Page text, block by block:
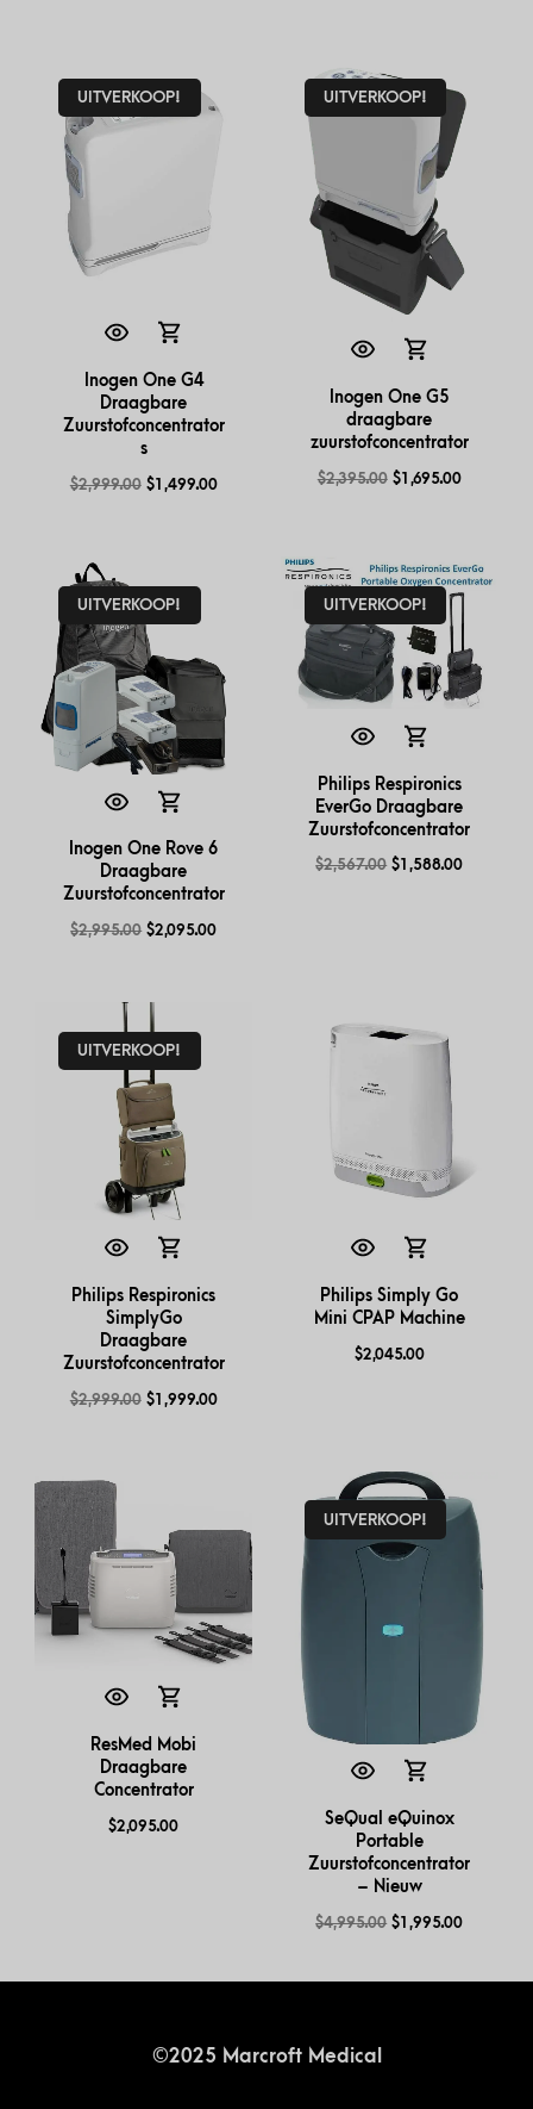
UITVERKOOP!
Inogen One G4
Draagbare
Zuurstofconcentrator
s
$2,999.00 $1,499.00
UITVERKOOP!
Inogen One G5
draagbare
zuurstofconcentrator
$2,395.00 $1,695.00
UITVERKOOP!
Inogen One Rove 6
Draagbare
Zuurstofconcentrator
$2,995.00 $2,095.00
UITVERKOOP!
Philips Respironics
EverGo Draagbare
Zuurstofconcentrator
$2,567.00 $1,588.00
UITVERKOOP!
Philips Respironics
SimplyGo
Draagbare
Zuurstofconcentrator
$2,999.00 $1,999.00
Philips Simply Go
Mini CPAP Machine
$2,045.00
ResMed Mobi
Draagbare
Concentrator
$2,095.00
UITVERKOOP!
SeQual eQuinox
Portable
Zuurstofconcentrator
– Nieuw
$4,995.00 $1,995.00
©2025 Marcroft Medical